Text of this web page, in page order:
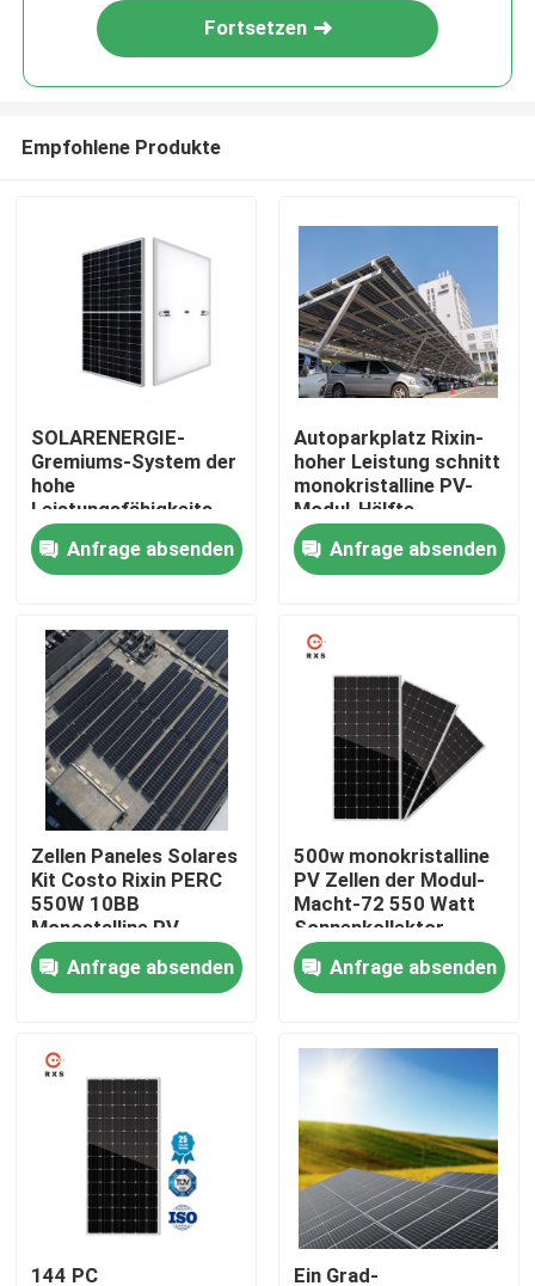
Über uns
Kontakte
Produkte
Solar-PV-Modul
Sonnenkollektoren der hohen Leistung
BIPV-Sonnenkollektoren
monokristallines PV-Modul
Standardsonnenkollektor
BIPV-Modul
Fortsetzen
Empfohlene Produkte
SOLARENERGIE-
Gremiums-System der
hohe
Leistungsfähigkeits-
hohen Leistung Wohn
Anfrage absenden
Autoparkplatz Rixin-
hoher Leistung schnitt
monokristalline PV-
Modul-Hälfte
Sonnenkollektoren
108Cells
Anfrage absenden
Zellen Paneles Solares
Kit Costo Rixin PERC
550W 10BB
Monostalline PV
Modul-144
Anfrage absenden
500w monokristalline
PV Zellen der Modul-
Macht-72 550 Watt
Sonnenkollektor-
Anfrage absenden
144 PC Ein Grad-